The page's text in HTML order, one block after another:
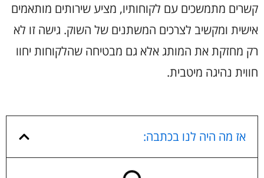
קשרים מתמשכים עם לקוחותיו, מציע שירותים מותאמים
אישית ומקשיב לצרכים המשתנים של השוק. גישה זו לא
רק מחזקת את המותג אלא גם מבטיחה שהלקוחות יחוו
חווית נהיגה מיטבית.
אז מה היה לנו בכתבה: